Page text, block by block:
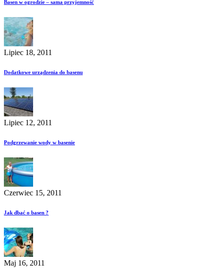
Basen w ogrodzie – sama przyjemność
Lipiec 18, 2011
Dodatkowe urządzenia do basenu
Lipiec 12, 2011
Podgrzewanie wody w basenie
Czerwiec 15, 2011
Jak dbać o basen ?
Maj 16, 2011